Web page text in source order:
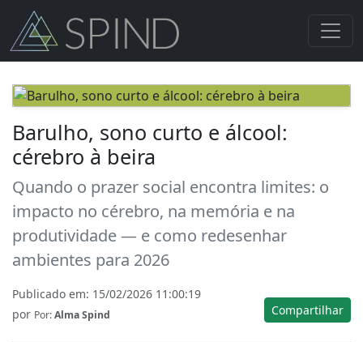
Barulho, sono curto e álcool:
cérebro à beira
Quando o prazer social encontra limites: o
impacto no cérebro, na memória e na
produtividade — e como redesenhar
ambientes para 2026
Publicado em: 15/02/2026 11:00:19
por Por:Alma Spind Compartilhar